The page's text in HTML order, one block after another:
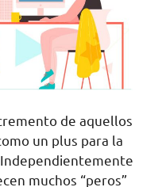
de aquellos
un plus para la
muchos “peros”